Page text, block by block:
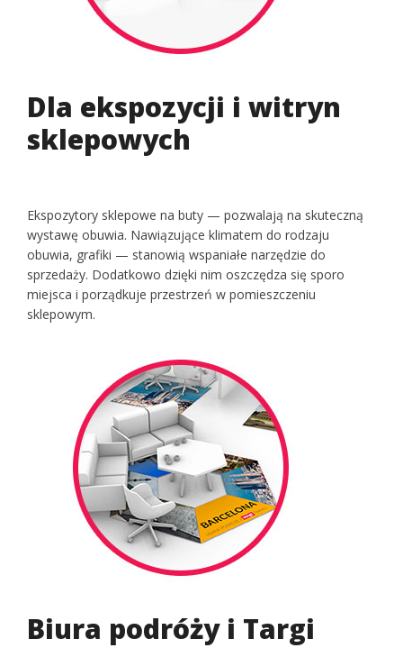
Dla ekspozycji i witryn
sklepowych
Ekspozytory sklepowe na buty — pozwalają na skuteczną
wystawę obuwia. Nawiązujące klimatem do rodzaju
obuwia, grafiki — stanowią wspaniałe narzędzie do
sprzedaży. Dodatkowo dzięki nim oszczędza się sporo
miejsca i porządkuje przestrzeń w pomieszczeniu
sklepowym.
Biura podróży i Targi